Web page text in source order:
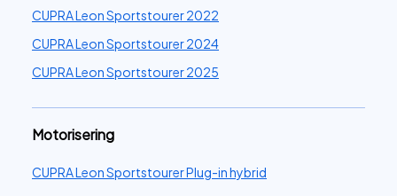
CUPRA Leon Sportstourer 2022
CUPRA Leon Sportstourer 2024
CUPRA Leon Sportstourer 2025
Motorisering
CUPRA Leon Sportstourer Plug-in hybrid